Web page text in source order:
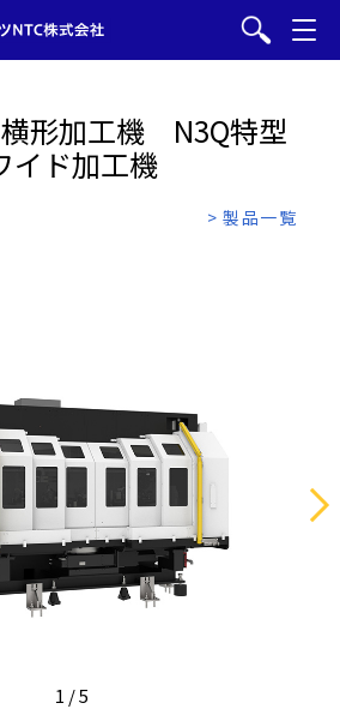
形加工機 N3Q特型
イド加工機
> 製品一覧
1 /5